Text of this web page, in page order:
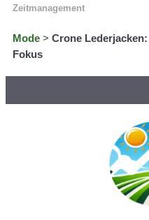
Zeitmanagement
Mode > Crone
Fokus